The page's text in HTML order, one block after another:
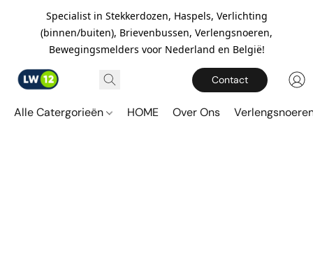
Specialist in Stekkerdozen, Haspels, Verlichting
(binnen/buiten), Brievenbussen, Verlengsnoeren,
Bewegingsmelders voor Nederland en België!
Contact
Alle Catergorieën HOME Over Ons